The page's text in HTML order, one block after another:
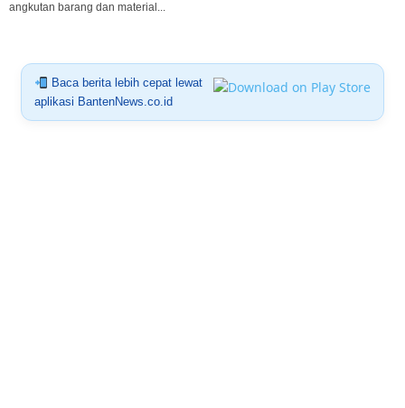
angkutan barang dan material...
Baca berita lebih cepat lewat
aplikasi BantenNews.co.id